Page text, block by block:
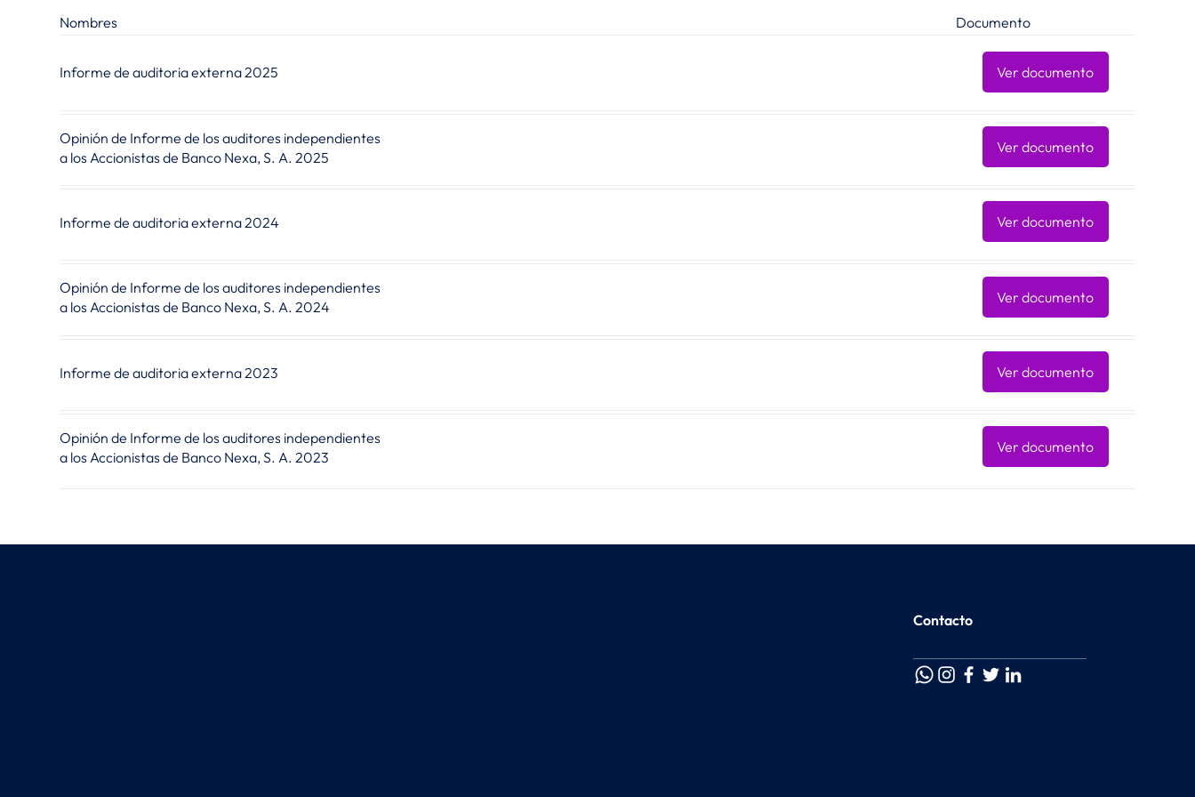
Informe de auditoria externa 2025 Ver documento
Opinión de Informe de los auditores independientes
a los Accionistas de Banco Nexa, S. A. 2025
Ver documento
Informe de auditoria externa 2024 Ver documento
Opinión de Informe de los auditores independientes
a los Accionistas de Banco Nexa, S. A. 2024
Ver documento
Informe de auditoria externa 2023 Ver documento
Opinión de Informe de los auditores independientes
a los Accionistas de Banco Nexa, S. A. 2023
Ver documento
Nombres Documento
Contacto